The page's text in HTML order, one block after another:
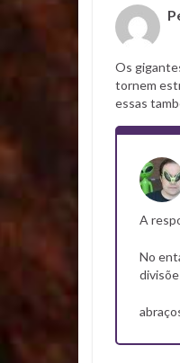
Os
tornem
essas
A
No